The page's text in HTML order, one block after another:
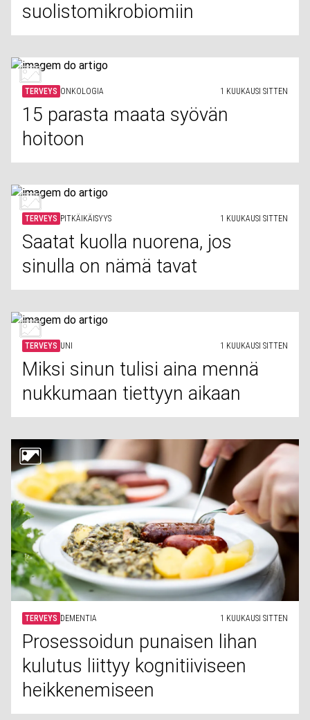
suolistomikrobiomiin
TERVEYS ONKOLOGIA 1 KUUKAUSI SITTEN
15 parasta maata syövän
hoitoon
TERVEYS PITKÄIKÄISYYS 1 KUUKAUSI SITTEN
Saatat kuolla nuorena, jos
sinulla on nämä tavat
TERVEYS UNI 1 KUUKAUSI SITTEN
Miksi sinun tulisi aina mennä
nukkumaan tiettyyn aikaan
TERVEYS DEMENTIA 1 KUUKAUSI SITTEN
Prosessoidun punaisen lihan
kulutus liittyy kognitiiviseen
heikkenemiseen